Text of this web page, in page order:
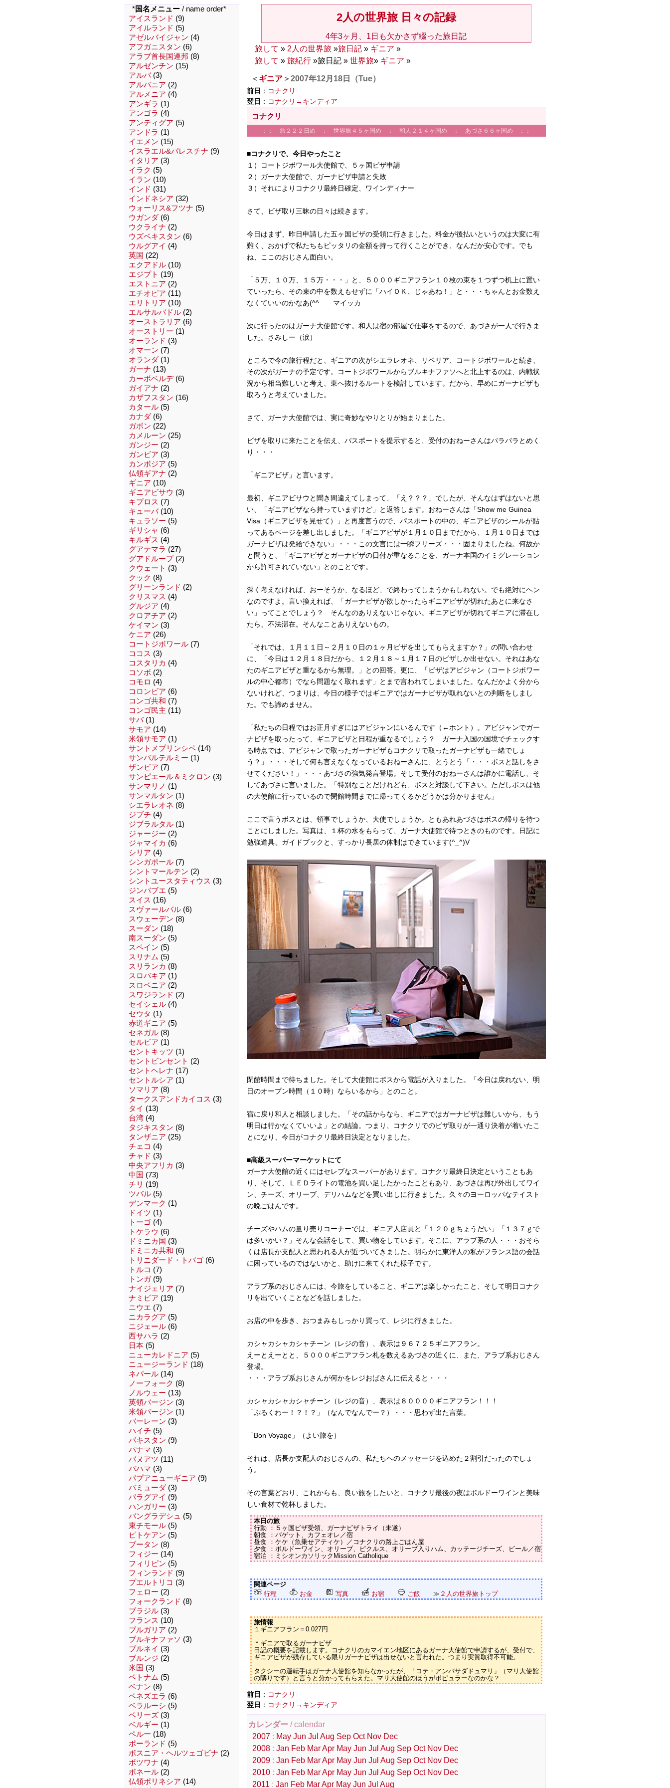
*国名メニュー / name order*
アイスランド (9)
アイルランド (5)
アゼルバイジャン (4)
アフガニスタン (6)
アラブ首長国連邦 (8)
アルゼンチン (15)
アルバ(3)
アルバニア (2)
アルメニア (4)
アンギラ (1)
アンゴラ (4)
アンティグア (5)
アンドラ (1)
イエメン (15)
イスラエル&パレスチナ (9)
イタリア (3)
イラク (5)
イラン (10)
インド (31)
インドネシア (32)
ウォーリス&フツナ (5)
ウガンダ(6)
ウクライナ (2)
ウズベキスタン (6)
ウルグアイ (4)
英国 (22)
エクアドル(10)
エジプト (19)
エストニア (2)
エチオピア (11)
エリトリア (10)
エルサルバドル(2)
オーストラリア (6)
オーストリー (1)
オーランド (3)
オマーン (7)
オランダ(1)
ガーナ (13)
カーボベルデ(6)
ガイアナ (2)
カザフスタン (16)
カタール(5)
カナダ(6)
ガボン (22)
カメルーン (25)
ガンジー (2)
ガンビア (3)
カンボジア (5)
仏領ギアナ (2)
ギニア (10)
ギニアビサウ (3)
キプロス (7)
キューバ(10)
キュラソー (5)
ギリシャ (6)
キルギス (4)
グアテマラ (27)
グアドループ(2)
クウェート (3)
クック (8)
グリーンランド (2)
クリスマス (4)
グルジア (4)
クロアチア (2)
ケイマン (3)
ケニア (26)
コートジボワール(7)
ココス (3)
コスタリカ (4)
コソボ (2)
コモロ (4)
コロンビア (6)
コンゴ共和 (7)
コンゴ民主 (11)
サバ(1)
サモア (14)
米領サモア (1)
サントメプリンシペ(14)
サンバルテルミー (1)
ザンビア (7)
サンピエール＆ミクロン (3)
サンマリノ (1)
サンマルタン (1)
シエラレオネ (8)
ジブチ (4)
ジブラルタル(1)
ジャージー (2)
ジャマイカ (6)
シリア (4)
シンガポール(7)
シントマールテン (2)
シントユースタティウス (3)
ジンバブエ (5)
スイス (16)
スヴァールバル(6)
スウェーデン (8)
スーダン (18)
南スーダン (5)
スペイン (5)
スリナム (5)
スリランカ (8)
スロバキア (1)
スロベニア (2)
スワジランド (2)
セイシェル(4)
セウタ (1)
赤道ギニア (5)
セネガル(8)
セルビア (1)
セントキッツ (1)
セントビンセント (2)
セントヘレナ (17)
セントルシア (1)
ソマリア (8)
タークスアンドカイコス (3)
タイ (13)
台湾(4)
タジキスタン (8)
タンザニア (25)
チェコ (4)
チャド (3)
中央アフリカ (3)
中国 (73)
チリ (19)
ツバル(5)
デンマーク (1)
ドイツ (1)
トーゴ(4)
トケラウ (6)
ドミニカ国 (3)
ドミニカ共和 (6)
トリニダード・トバゴ(6)
トルコ (7)
トンガ(9)
ナイジェリア (7)
ナミビア (19)
ニウエ (7)
ニカラグア (5)
ニジェール(6)
西サハラ (2)
日本(5)
ニューカレドニア (5)
ニュージーランド (18)
ネパール(14)
ノーフォーク (8)
ノルウェー (13)
英領バージン (3)
米領バージン (1)
バーレーン (3)
ハイチ (5)
パキスタン (9)
パナマ (3)
バヌアツ (11)
バハマ (3)
パプアニューギニア (9)
バミューダ(3)
パラグアイ (9)
ハンガリー (3)
バングラデシュ (5)
東チモール(5)
ピトケアン (5)
ブータン (8)
フィジー (14)
フィリピン (5)
フィンランド (9)
プエルトリコ (3)
フェロー (2)
フォークランド (8)
ブラジル(3)
フランス (10)
ブルガリア (2)
ブルキナファソ (3)
ブルネイ (3)
ブルンジ (2)
米国 (3)
ベトナム (5)
ベナン (8)
ベネズエラ (6)
ベラルーシ (5)
ベリーズ(3)
ベルギー (1)
ペルー (18)
ポーランド (5)
ボスニア・ヘルツェゴビナ (2)
ボツワナ (4)
ボネール(2)
仏領ポリネシア (14)
2人の世界旅 日々の記録
4年3ヶ月、1日も欠かさず綴った旅日記
旅して » 2人の世界旅 »旅日記» ギニア »
旅して » 旅紀行»旅日記 » 世界旅» ギニア »
＜ ギニア＞2007年12月18日（Tue）
前日 ： コナクリ
翌日 ： コナクリ→キンディア
コナクリ
：： 旅２２２日め ： 世界旅４５ヶ国め ： 和人２１４ヶ国め ： あづさ６６ヶ国め ：：
■コナクリで、今日やったこと
１）コートジボワール大使館で、５ヶ国ビザ申請
２）ガーナ大使館で、ガーナビザ申請と失敗
３）それによりコナクリ最終日確定、ワインディナー
さて、ビザ取り三昧の日々は続きます。
今日はまず、昨日申請した五ヶ国ビザの受領に行きました。料金が後払いというのは大変に有
難く、おかげで私たちもピッタリの金額を持って行くことができ、なんだか安心です。でも
ね、ここのおじさん面白い。
「５万、１０万、１５万・・・」と、５０００ギニアフラン１０枚の束を１つずつ机上に置い
ていったら、その束の中を数えもせずに「ハイＯＫ、じゃあね！」と・・・ちゃんとお金数え
なくていいのかなあ(^^ゞ マイッカ
次に行ったのはガーナ大使館です。和人は宿の部屋で仕事をするので、あづさが一人で行きま
した。さみしー（涙）
ところで今の旅行程だと、ギニアの次がシエラレオネ、リベリア、コートジボワールと続き、
その次がガーナの予定です。コートジボワールからブルキナファソへと北上するのは、内戦状
況から相当難しいと考え、東へ抜けるルートを検討しています。だから、早めにガーナビザも
取ろうと考えていました。
さて、ガーナ大使館では、実に奇妙なやりとりが始まりました。
ビザを取りに来たことを伝え、パスポートを提示すると、受付のおねーさんはパラパラとめく
り・・・
「ギニアビザ」と言います。
最初、ギニアビサウと聞き間違えてしまって、「え？？？」でしたが、そんなはずはないと思
い、「ギニアビザなら持っていますけど」と返答します。おねーさんは「Show me Guinea
Visa（ギニアビザを見せて）」と再度言うので、パスポートの中の、ギニアビザのシールが貼
ってあるページを差し出しました。「ギニアビザが１月１０日までだから、１月１０日までは
ガーナビザは発給できない」・・・この文言には一瞬フリーズ・・・固まりましたね。何故か
と問うと、「ギニアビザとガーナビザの日付が重なることを、ガーナ本国のイミグレーション
から許可されていない」とのことです。
深く考えなければ、おーそうか、なるほど、で終わってしまうかもしれない。でも絶対にヘン
なのですよ。言い換えれば、「ガーナビザが欲しかったらギニアビザが切れたあとに来なさ
い」ってことでしょう？ そんなのありえないじゃない。ギニアビザが切れてギニアに滞在し
たら、不法滞在。そんなことありえないもの。
「それでは、１月１１日～２月１０日の１ヶ月ビザを出してもらえますか？」の問い合わせ
に、「今日は１２月１８日だから、１２月１８～１月１７日のビザしか出せない。それはあな
たのギニアビザと重なるから無理。」との回答。更に、「ビザはアビジャン（コートジボワー
ルの中心都市）でなら問題なく取れます」とまで言われてしまいました。なんだかよく分から
ないけれど、つまりは、今日の様子ではギニアではガーナビザが取れないとの判断をしまし
た。でも諦めません。
「私たちの日程ではお正月すぎにはアビジャンにいるんです（←ホント）。アビジャンでガー
ナビザを取ったって、ギニアビザと日程が重なるでしょう？ ガーナ入国の国境でチェックす
る時点では、アビジャンで取ったガーナビザもコナクリで取ったガーナビザも一緒でしょ
う？」・・・そして何も言えなくなっているおねーさんに、とうとう「・・・ボスと話しをさ
せてください！」・・・あづさの強気発言登場。そして受付のおねーさんは誰かに電話し、そ
してあづさに言いました。「特別なことだけれども、ボスと対談して下さい。ただしボスは他
の大使館に行っているので閉館時間までに帰ってくるかどうかは分かりません」
ここで言うボスとは、領事でしょうか、大使でしょうか。ともあれあづさはボスの帰りを待つ
ことにしました。写真は、１杯の水をもらって、ガーナ大使館で待つときのものです。日記に
勉強道具、ガイドブックと、すっかり長居の体制はできています(^_^)V
閉館時間まで待ちました。そして大使館にボスから電話が入りました。「今日は戻れない、明
日のオープン時間（１０時）ならいるから」とのこと。
宿に戻り和人と相談しました。「その話からなら、ギニアではガーナビザは難しいから、もう
明日は行かなくていいよ」との結論。つまり、コナクリでのビザ取りが一通り決着が着いたこ
とになり、今日がコナクリ最終日決定となりました。
■高級スーパーマーケットにて
ガーナ大使館の近くにはセレブなスーパーがあります。コナクリ最終日決定ということもあ
り、そして、ＬＥＤライトの電池を買い足したかったこともあり、あづさは再び外出してワイ
ン、チーズ、オリーブ、デリハムなどを買い出しに行きました。久々のヨーロッパなテイスト
の晩ごはんです。
チーズやハムの量り売りコーナーでは、ギニア人店員と「１２０ｇちょうだい」「１３７ｇで
は多いかい？」そんな会話をして、買い物をしています。そこに、アラブ系の人・・・おそら
くは店長か支配人と思われる人が近づいてきました。明らかに東洋人の私がフランス語の会話
に困っているのではないかと、助けに来てくれた様子です。
アラブ系のおじさんには、今旅をしていること、ギニアは楽しかったこと、そして明日コナク
リを出ていくことなどを話しました。
お店の中を歩き、おつまみもしっかり買って、レジに行きました。
カシャカシャカシャチーン（レジの音）、表示は９６７２５ギニアフラン。
えーとえーとと、５０００ギニアフラン札を数えるあづさの近くに、また、アラブ系おじさん
登場。
・・・アラブ系おじさんが何かをレジおばさんに伝えると・・・
カシャカシャカシャチーン（レジの音）、表示は８００００ギニアフラン！！！
「ぷるくわー！？！？」（なんでなんでー？）・・・思わず出た言葉。
「Bon Voyage」（よい旅を）
それは、店長か支配人のおじさんの、私たちへのメッセージを込めた２割引だったのでしょ
う。
その言葉どおり、これからも、良い旅をしたいと、コナクリ最後の夜はボルドーワインと美味
しい食材で乾杯しました。
本日の旅
行動 ：５ヶ国ビザ受領、ガーナビザトライ（未遂）
朝食 ：バゲット、カフェオレ／宿
昼食 ：ケケ（魚乗せアティケ）／コナクリの路上ごはん屋
夕食 ：ボルドーワイン、オリーブ、ピクルス、オリーブ入りハム、カッテージチーズ、ビール／宿
宿泊 ：ミシオンカソリックMission Catholique
関連ページ
行程
お金 写真 お宿 ご飯 ≫ ２人の世界旅トップ
旅情報
１ギニアフラン＝0.027円
＊ギニアで取るガーナビザ
日記の概要を記載します。コナクリのカマイエン地区にあるガーナ大使館で申請するが、受付で、
ギニアビザが残存している限りガーナビザは出せないと言われた。つまり実質取得不可能。
タクシーの運転手はガーナ大使館を知らなかったが、「コテ・アンバサダドュマリ」（マリ大使館
の隣りです）と言うと分かってもらえた。マリ大使館のほうがポピュラーなのかな？
前日 ： コナクリ
翌日 ： コナクリ→キンディア
カレンダー/ calendar
2007: May Jun Jul Aug Sep Oct Nov Dec
2008: Jan Feb Mar Apr May Jun Jul Aug Sep Oct Nov Dec
2009: Jan Feb Mar Apr May Jun Jul Aug Sep Oct Nov Dec
2010: Jan Feb Mar Apr May Jun Jul Aug Sep Oct Nov Dec
2011 : Jan Feb Mar Apr May Jun Jul Aug